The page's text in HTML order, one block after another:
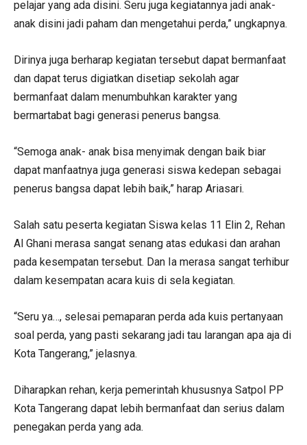
pelajar yang ada disini. Seru juga kegiatannya jadi anak-
anak disini jadi paham dan mengetahui perda,” ungkapnya.
Dirinya juga berharap kegiatan tersebut dapat bermanfaat
dan dapat terus digiatkan disetiap sekolah agar
bermanfaat dalam menumbuhkan karakter yang
bermartabat bagi generasi penerus bangsa.
“Semoga anak- anak bisa menyimak dengan baik biar
dapat manfaatnya juga generasi siswa kedepan sebagai
penerus bangsa dapat lebih baik,” harap Ariasari.
Salah satu peserta kegiatan Siswa kelas 11 Elin 2, Rehan
Al Ghani merasa sangat senang atas edukasi dan arahan
pada kesempatan tersebut. Dan Ia merasa sangat terhibur
dalam kesempatan acara kuis di sela kegiatan.
“Seru ya…, selesai pemaparan perda ada kuis pertanyaan
soal perda, yang pasti sekarang jadi tau larangan apa aja di
Kota Tangerang,” jelasnya.
Diharapkan rehan, kerja pemerintah khususnya Satpol PP
Kota Tangerang dapat lebih bermanfaat dan serius dalam
penegakan perda yang ada.